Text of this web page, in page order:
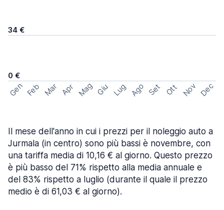
34 €
0 €
Gen Feb Mar Apr Mag Giu Lug Ago Set Ott Nov Dec
Il mese dell'anno in cui i prezzi per il noleggio auto a
Jurmala (in centro) sono più bassi è novembre, con
una tariffa media di 10,16 € al giorno. Questo prezzo
è più basso del 71% rispetto alla media annuale e
del 83% rispetto a luglio (durante il quale il prezzo
medio è di 61,03 € al giorno).